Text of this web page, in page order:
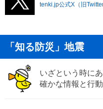
tenki.jp公式X（旧
「知る防災」地震
いざという時に
確かな情報と行